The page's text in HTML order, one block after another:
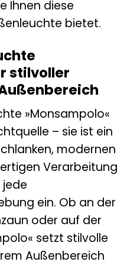
Ihnen diese
bietet.
stilvoller
»Monsampolo«
– sie ist ein
modernen
Verarbeitung
ein. Ob an der
oder auf der
setzt stilvolle
Außenbereich